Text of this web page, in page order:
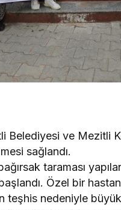
Belediyesi ve Mezitli
sağlandı.
taraması
Özel bir
teşhis nedeniyle